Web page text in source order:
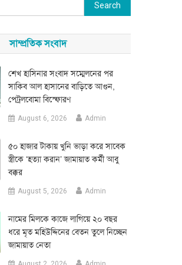
Search
সাম্প্রতিক সংবাদ
শেখ হাসিনার সংবাদ সম্মেলনের পর
সাকিব আল হাসানের বাড়িতে আগুন,
পেট্রলবোমা বিস্ফোরণ
August 6, 2026 Admin
৫০ হাজার টাকায় খুনি ভাড়া করে সাবেক
স্ত্রীকে ‘হত্যা করান’ জামায়াত কর্মী আবু
বক্কর
August 5, 2026 Admin
নামের মিলকে কাজে লাগিয়ে ২০ বছর
ধরে মৃত মহিউদ্দিনের বেতন তুলে নিচ্ছেন
জামায়াত নেতা